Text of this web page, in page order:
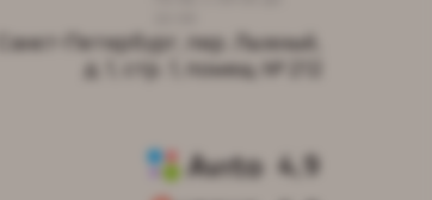
Санкт-Петербург, пер. Лыжный,
д. 1, стр. 1, помещ. № 212